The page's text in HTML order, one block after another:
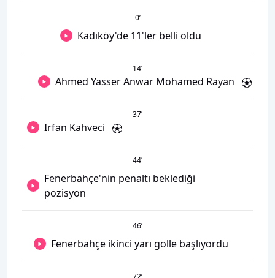
0’
Kadıköy'de 11'ler belli oldu
14’
Ahmed Yasser Anwar Mohamed Rayan
37’
Irfan Kahveci
44’
Fenerbahçe'nin penaltı beklediği
pozisyon
46’
Fenerbahçe ikinci yarı golle başlıyordu